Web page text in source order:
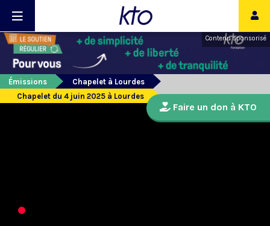
Contenu sponsorisé
Émissions
Chapelet à Lourdes
Chapelet du 4 juin 2025 à Lourdes
Faire un don à KTO